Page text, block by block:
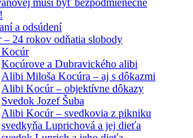
a odsúdení
24 rokov odňatia slobody
Kocúrove a Dubravického alibi
Alibi Miloša Kocúra – aj s dôkazmi
Alibi Kocúr – objektívne dôkazy
Svedok Jozef Šuba
Alibi Kocúr – svedkovia z pikniku
svedkyňa Luprichová a jej dieťa